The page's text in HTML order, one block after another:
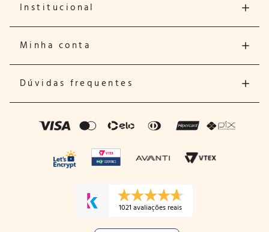
Institucional
Minha conta
Dúvidas frequentes
1021 avaliações reais